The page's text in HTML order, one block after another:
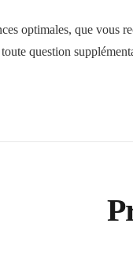
optimales, que vous
question